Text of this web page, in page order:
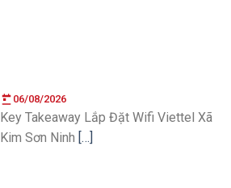
06/08/2026
Key Takeaway Lắp Đặt Wifi Viettel Xã
Kim Sơn Ninh […]